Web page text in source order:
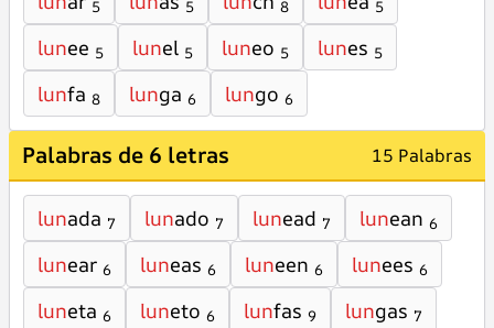
5 5 8 5
lunee 5 lunel 5 luneo 5 lunes 5
lunfa 8 lunga 6 lungo 6
Palabras de 6 letras 15 Palabras
lunada 7 lunado 7 lunead 7 lunean 6
lunear 6 luneas 6 luneen 6 lunees 6
luneta 6 luneto 6 lunfas 9 lungas 7